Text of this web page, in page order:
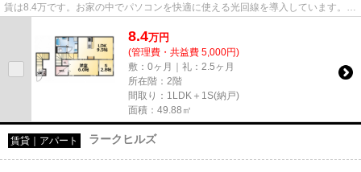
賃は8.4万です。お家の中でパソコンを快適に使える光回線を導入しています。
8.4万円
(管理費・共益費 5,000円)
敷：0ヶ月｜礼：2.5ヶ月
所在階：2階
間取り：1LDK＋1S(納戸)
面積：49.88㎡
賃貸｜アパート ラークヒルズ